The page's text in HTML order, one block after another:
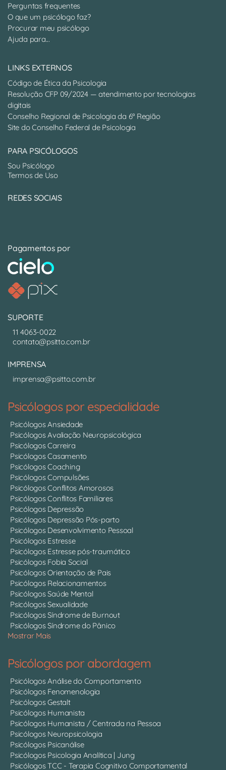
Perguntas frequentes
O que um psicólogo faz?
Procurar meu psicólogo
Ajuda para...
LINKS EXTERNOS
Código de Ética da Psicologia
Resolução CFP 09/2024 — atendimento por tecnologias
digitais
Conselho Regional de Psicologia da 6ª Região
Site do Conselho Federal de Psicologia
PARA PSICÓLOGOS
Sou Psicólogo
Termos de Uso
REDES SOCIAIS
Pagamentos por
SUPORTE
11 4063-0022
contato@psitto.com.br
IMPRENSA
imprensa@psitto.com.br
Psicólogos por especialidade
Psicólogos Ansiedade
Psicólogos Avaliação Neuropsicológica
Psicólogos Carreira
Psicólogos Casamento
Psicólogos Coaching
Psicólogos Compulsões
Psicólogos Conflitos Amorosos
Psicólogos Conflitos Familiares
Psicólogos Depressão
Psicólogos Depressão Pós-parto
Psicólogos Desenvolvimento Pessoal
Psicólogos Estresse
Psicólogos Estresse pós-traumático
Psicólogos Fobia Social
Psicólogos Orientação de Pais
Psicólogos Relacionamentos
Psicólogos Saúde Mental
Psicólogos Sexualidade
Psicólogos Síndrome de Burnout
Psicólogos Síndrome do Pânico
Mostrar Mais
Psicólogos por abordagem
Psicólogos Análise do Comportamento
Psicólogos Fenomenologia
Psicólogos Gestalt
Psicólogos Humanista
Psicólogos Humanista / Centrada na Pessoa
Psicólogos Neuropsicologia
Psicólogos Psicanálise
Psicólogos Psicologia Analítica | Jung
Psicólogos TCC - Terapia Cognitivo Comportamental